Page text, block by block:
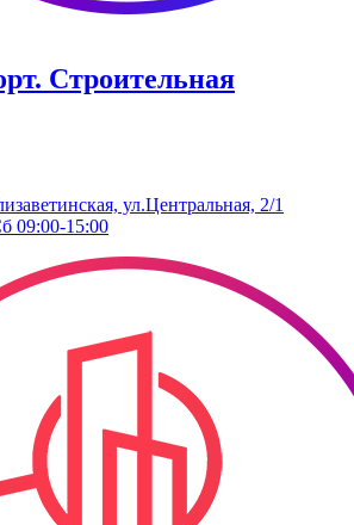
​Строительная
ул.​Центральная, 2/1
09:00-15:00